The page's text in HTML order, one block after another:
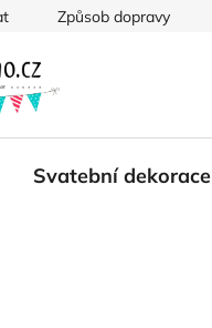
Způsob dopravy
Svatební dekorace